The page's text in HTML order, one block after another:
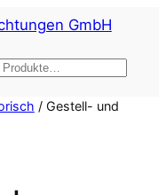
/ Gestell- und